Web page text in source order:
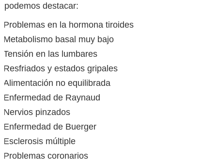
podemos destacar:
Problemas en la hormona tiroides
Metabolismo basal muy bajo
Tensión en las lumbares
Resfriados y estados gripales
Alimentación no equilibrada
Enfermedad de Raynaud
Nervios pinzados
Enfermedad de Buerger
Esclerosis múltiple
Problemas coronarios